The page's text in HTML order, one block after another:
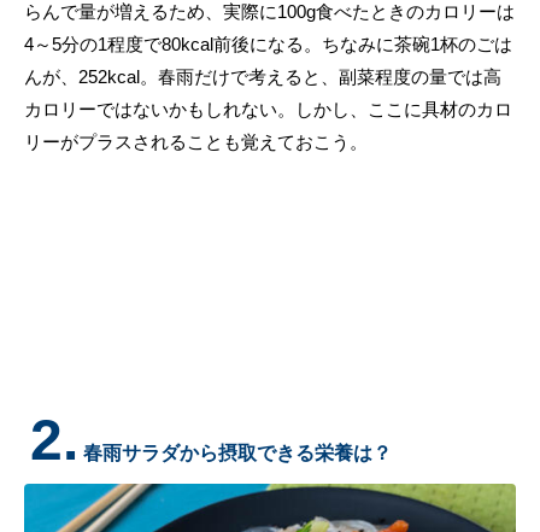
らんで量が増えるため、実際に100g食べたときのカロリーは
4～5分の1程度で80kcal前後になる。ちなみに茶碗1杯のごは
んが、252kcal。春雨だけで考えると、副菜程度の量では高
カロリーではないかもしれない。しかし、ここに具材のカロ
リーがプラスされることも覚えておこう。
2. 春雨サラダから摂取できる栄養は？